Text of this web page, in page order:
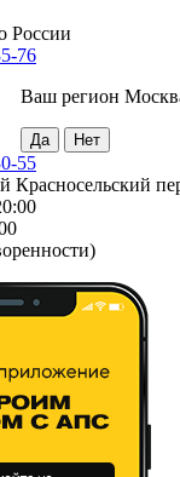
России
76
Ваш регион
55
Красносельский